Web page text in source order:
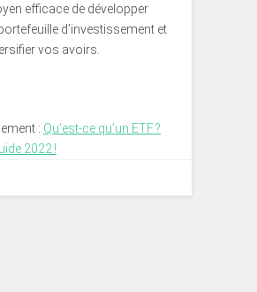
efficace de développer
d’investissement et
vos avoirs.
: Qu’est-ce qu’un ETF ?
2022 !